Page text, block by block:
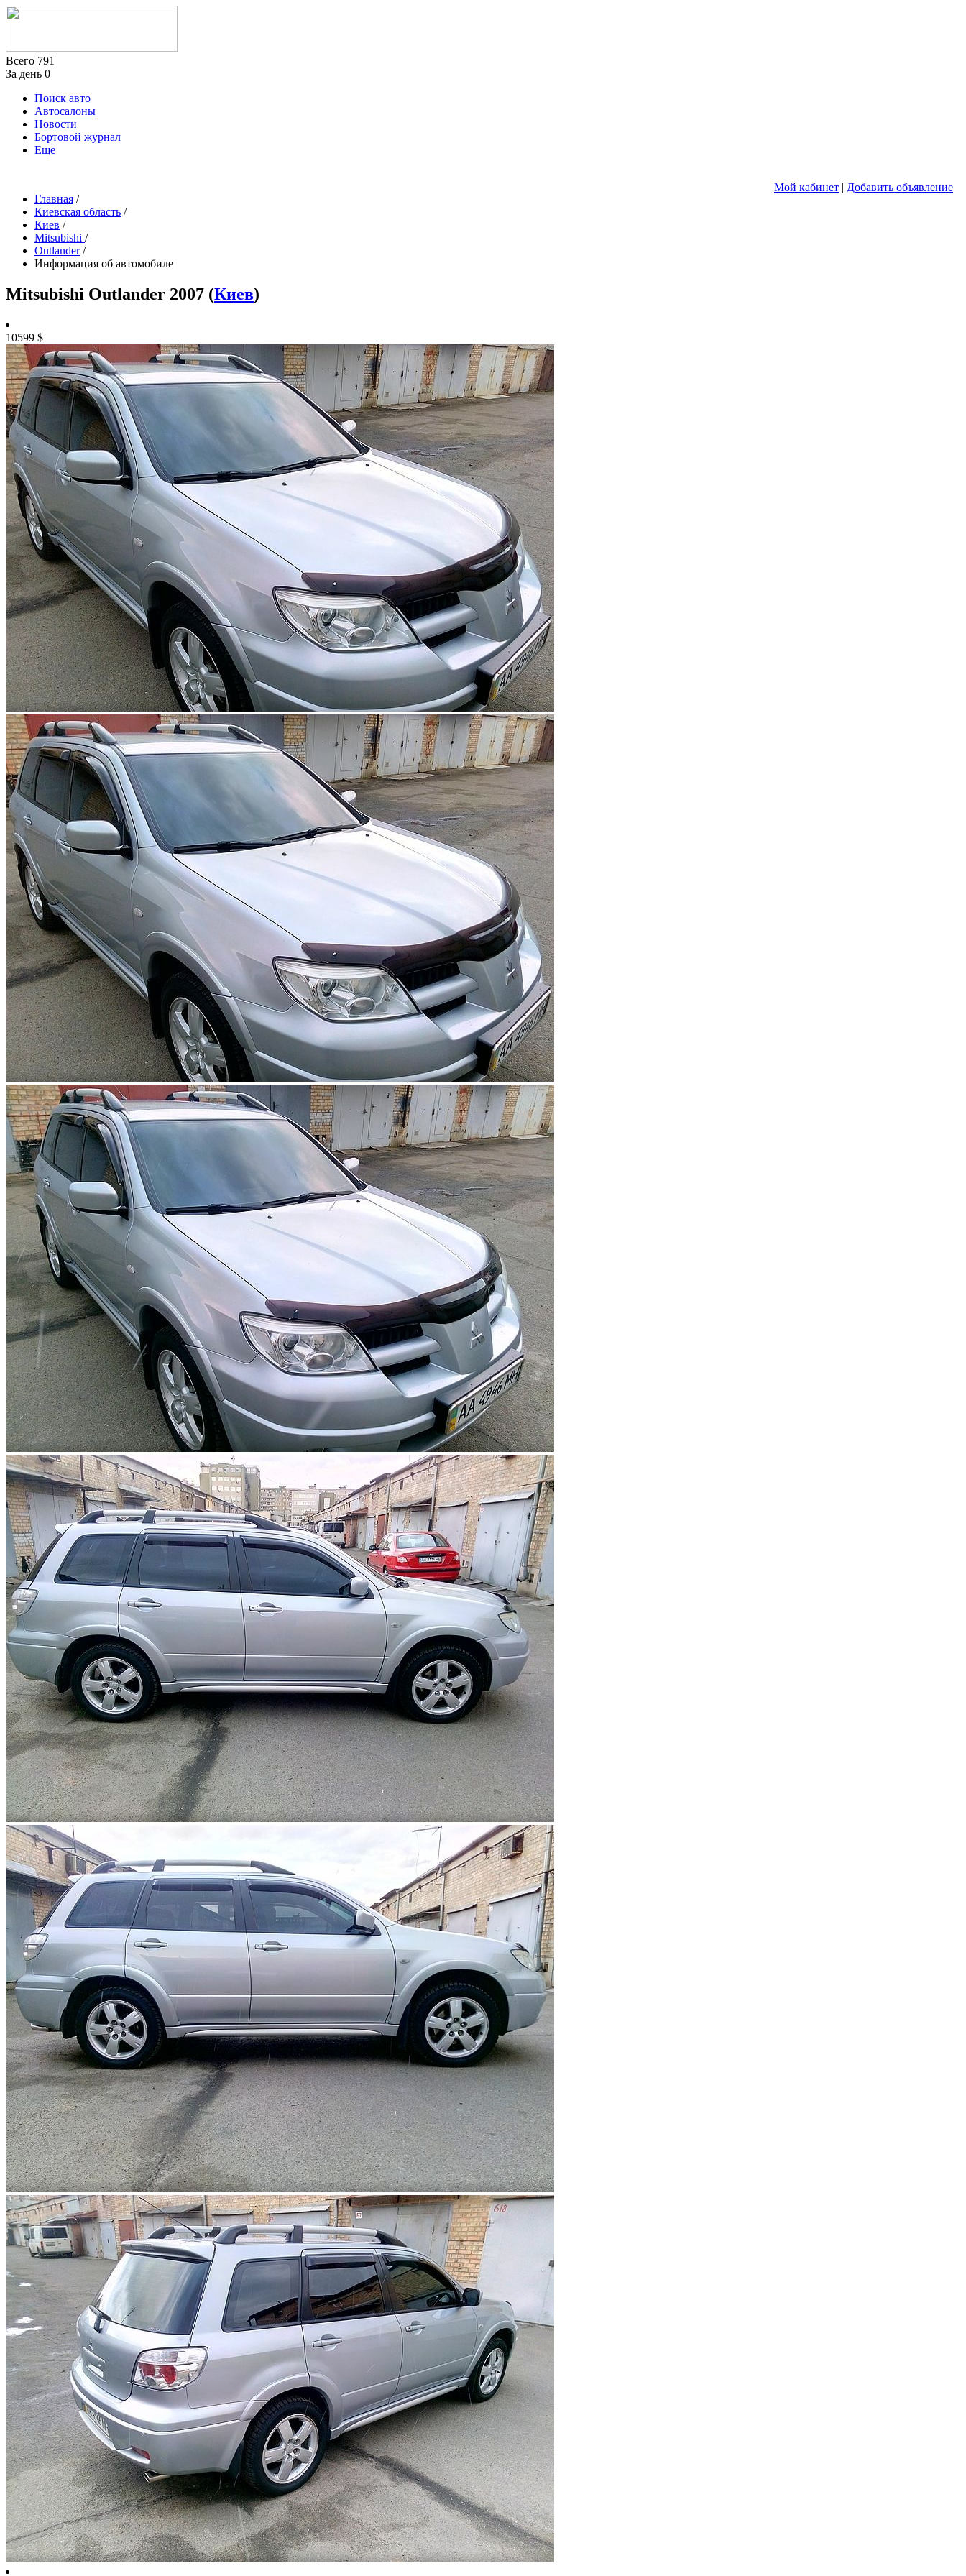
Всего 791
За день 0
Поиск авто
Автосалоны
Новости
Бортовой журнал
Еще
Мой кабинет | Добавить объявление
Главная /
Киевская область /
Киев /
Mitsubishi /
Outlander /
Информация об автомобиле
Mitsubishi Outlander 2007 (Киев)
10599 $